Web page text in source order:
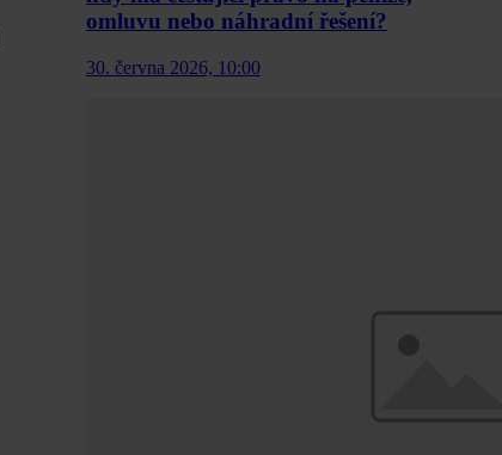
omluvu nebo náhradní řešení?
30. června 2026, 10:00